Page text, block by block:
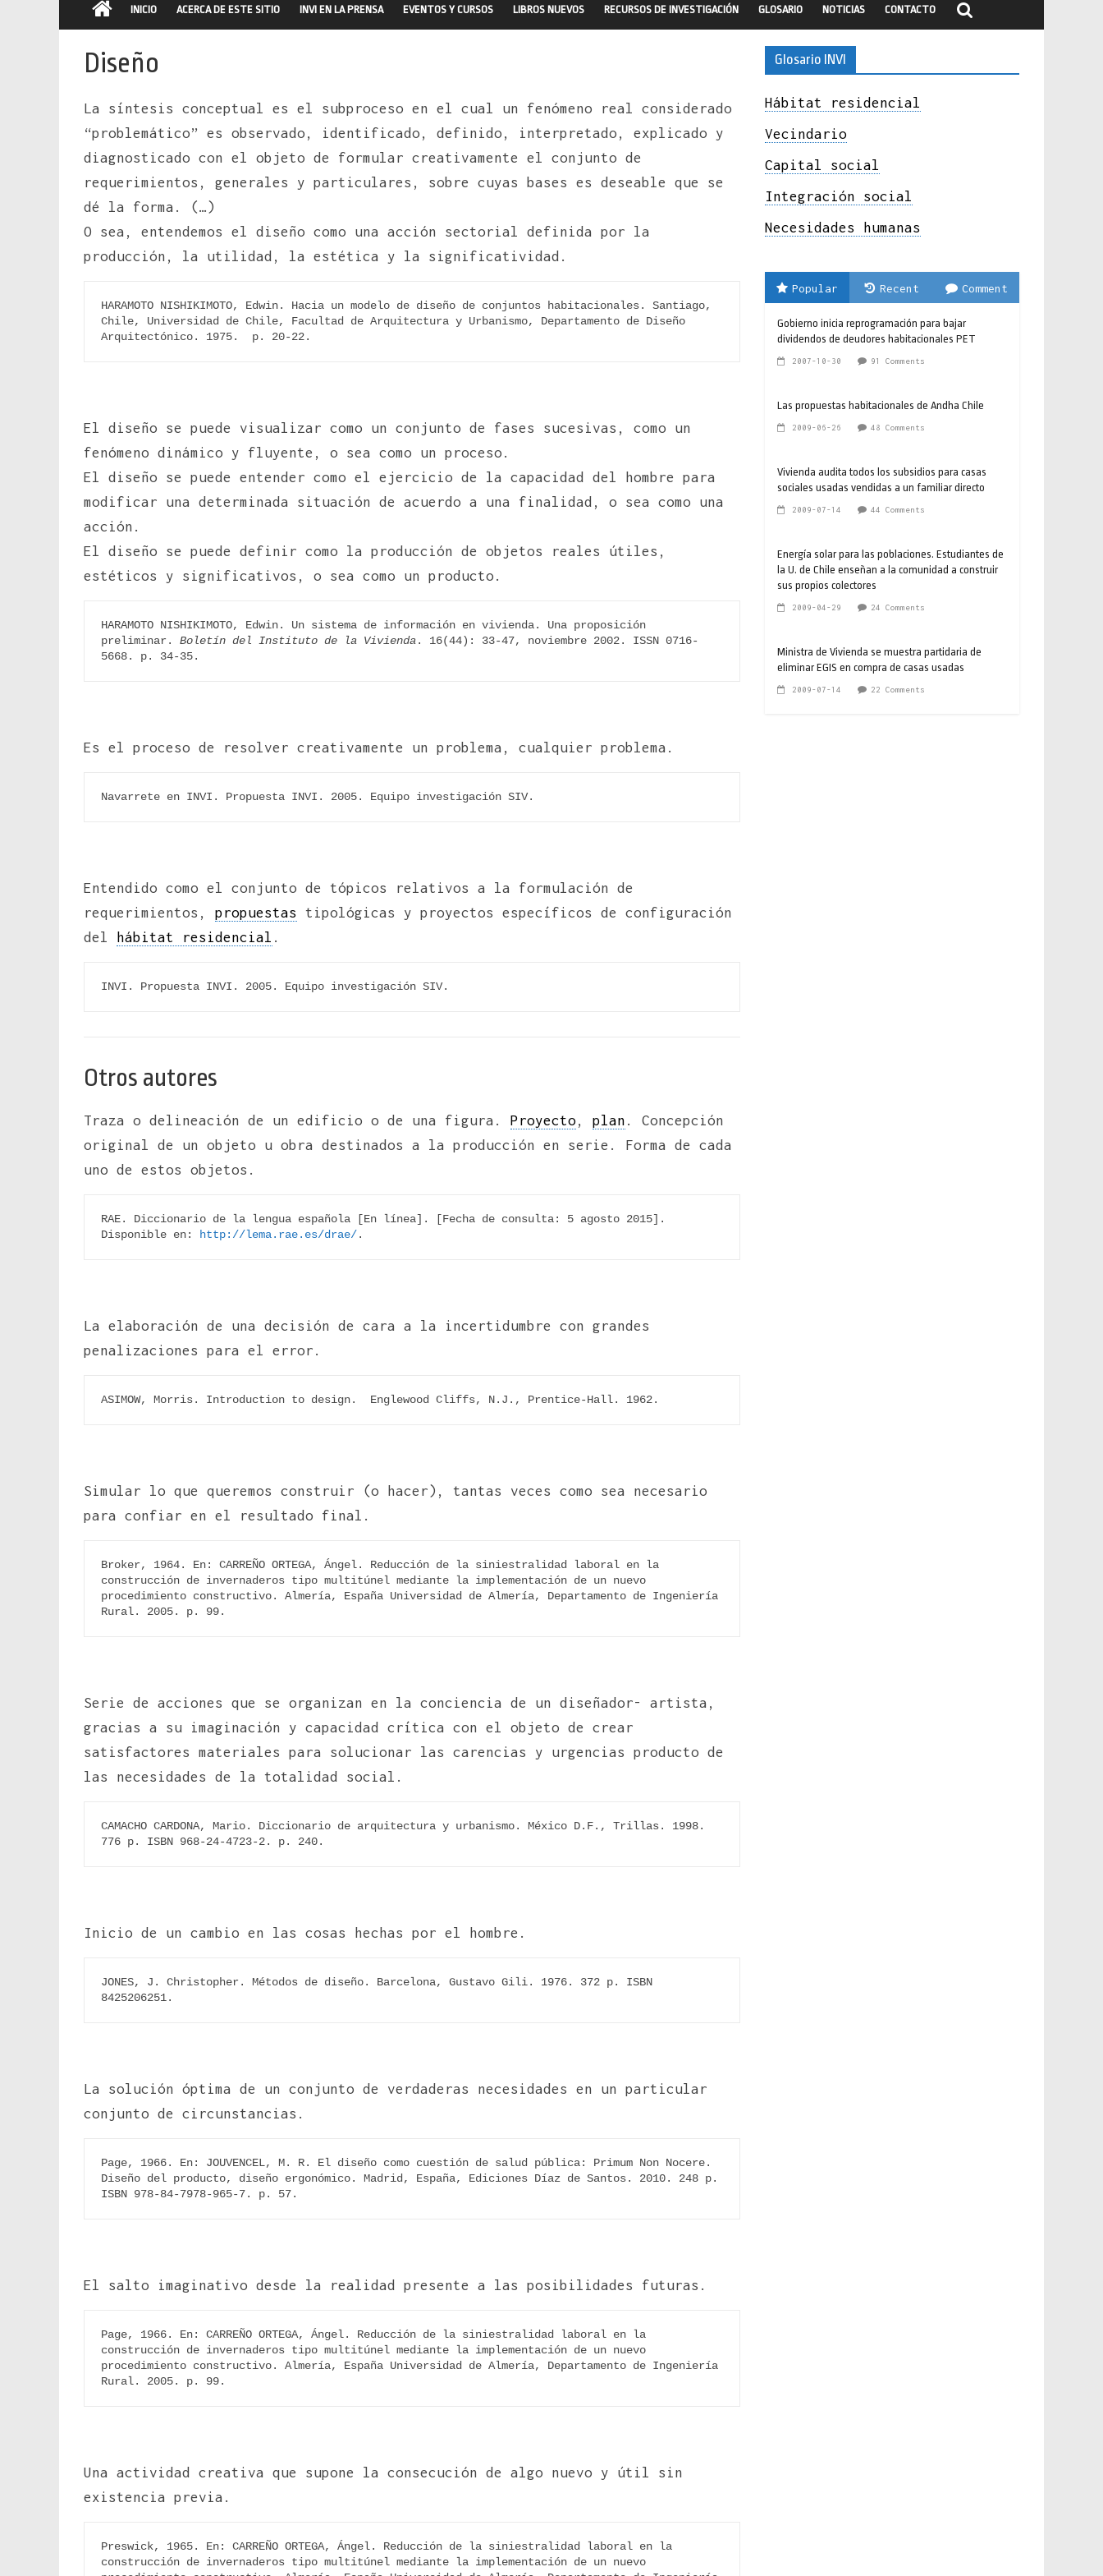
INICIO ACERCA DE ESTE SITIO INVI EN LA PRENSA EVENTOS Y CURSOS LIBROS NUEVOS RECURSOS DE INVESTIGACIÓN GLOSARIO NOTICIAS CONTACTO
Diseño
La síntesis conceptual es el subproceso en el cual un fenómeno real considerado
“problemático” es observado, identificado, definido, interpretado, explicado y
diagnosticado con el objeto de formular creativamente el conjunto de
requerimientos, generales y particulares, sobre cuyas bases es deseable que se
dé la forma. (…)
O sea, entendemos el diseño como una acción sectorial definida por la
producción, la utilidad, la estética y la significatividad.
HARAMOTO NISHIKIMOTO, Edwin. Hacia un modelo de diseño de conjuntos habitacionales. Santiago,
Chile, Universidad de Chile, Facultad de Arquitectura y Urbanismo, Departamento de Diseño
Arquitectónico. 1975.  p. 20-22.
El diseño se puede visualizar como un conjunto de fases sucesivas, como un
fenómeno dinámico y fluyente, o sea como un proceso.
El diseño se puede entender como el ejercicio de la capacidad del hombre para
modificar una determinada situación de acuerdo a una finalidad, o sea como una
acción.
El diseño se puede definir como la producción de objetos reales útiles,
estéticos y significativos, o sea como un producto.
HARAMOTO NISHIKIMOTO, Edwin. Un sistema de información en vivienda. Una proposición
preliminar. Boletín del Instituto de la Vivienda. 16(44): 33-47, noviembre 2002. ISSN 0716-
5668. p. 34-35.
Es el proceso de resolver creativamente un problema, cualquier problema.
Navarrete en INVI. Propuesta INVI. 2005. Equipo investigación SIV.
Entendido como el conjunto de tópicos relativos a la formulación de
requerimientos, propuestas tipológicas y proyectos específicos de configuración
del hábitat residencial .
INVI. Propuesta INVI. 2005. Equipo investigación SIV.
Otros autores
Traza o delineación de un edificio o de una figura. Proyecto, plan . Concepción
original de un objeto u obra destinados a la producción en serie. Forma de cada
uno de estos objetos.
RAE. Diccionario de la lengua española [En línea]. [Fecha de consulta: 5 agosto 2015].
Disponible en:
http://lema.rae.es/drae/.
La elaboración de una decisión de cara a la incertidumbre con grandes
penalizaciones para el error.
ASIMOW, Morris. Introduction to design.  Englewood Cliffs, N.J., Prentice-Hall. 1962.
Simular lo que queremos construir (o hacer), tantas veces como sea necesario
para confiar en el resultado final.
Broker, 1964. En: CARREÑO ORTEGA, Ángel. Reducción de la siniestralidad laboral en la
construcción de invernaderos tipo multitúnel mediante la implementación de un nuevo
procedimiento constructivo. Almería, España Universidad de Almería, Departamento de Ingeniería
Rural. 2005. p. 99.
Serie de acciones que se organizan en la conciencia de un diseñador- artista,
gracias a su imaginación y capacidad crítica con el objeto de crear
satisfactores materiales para solucionar las carencias y urgencias producto de
las necesidades de la totalidad social.
CAMACHO CARDONA, Mario. Diccionario de arquitectura y urbanismo. México D.F., Trillas. 1998.
776 p. ISBN 968-24-4723-2. p. 240.
Inicio de un cambio en las cosas hechas por el hombre.
JONES, J. Christopher. Métodos de diseño. Barcelona, Gustavo Gili. 1976. 372 p. ISBN
8425206251.
La solución óptima de un conjunto de verdaderas necesidades en un particular
conjunto de circunstancias.
Page, 1966. En: JOUVENCEL, M. R. El diseño como cuestión de salud pública: Primum Non Nocere.
Diseño del producto, diseño ergonómico. Madrid, España, Ediciones Díaz de Santos. 2010. 248 p.
ISBN 978-84-7978-965-7. p. 57.
El salto imaginativo desde la realidad presente a las posibilidades futuras.
Page, 1966. En: CARREÑO ORTEGA, Ángel. Reducción de la siniestralidad laboral en la
construcción de invernaderos tipo multitúnel mediante la implementación de un nuevo
procedimiento constructivo. Almería, España Universidad de Almería, Departamento de Ingeniería
Rural. 2005. p. 99.
Una actividad creativa que supone la consecución de algo nuevo y útil sin
existencia previa.
Preswick, 1965. En: CARREÑO ORTEGA, Ángel. Reducción de la siniestralidad laboral en la
construcción de invernaderos tipo multitúnel mediante la implementación de un nuevo
Glosario INVI
Hábitat residencial
Vecindario
Capital social
Integración social
Necesidades humanas
Popular Recent Comment
Gobierno inicia reprogramación para bajar
dividendos de deudores habitacionales PET
2007-10-30 91 Comments
Las propuestas habitacionales de Andha Chile
2009-06-26 48 Comments
Vivienda audita todos los subsidios para casas
sociales usadas vendidas a un familiar directo
2009-07-14 44 Comments
Energía solar para las poblaciones. Estudiantes de
la U. de Chile enseñan a la comunidad a construir
sus propios colectores
2009-04-29 24 Comments
Ministra de Vivienda se muestra partidaria de
eliminar EGIS en compra de casas usadas
2009-07-14 22 Comments